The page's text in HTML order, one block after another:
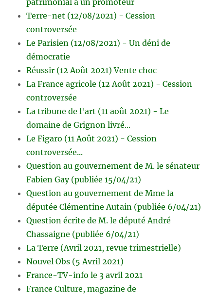
patrimonial à un promoteur
Terre-net (12/08/2021) - Cession
controversée
Le Parisien (12/08/2021) - Un déni de
démocratie
Réussir (12 Août 2021) Vente choc
La France agricole (12 Août 2021) - Cession
controversée
La tribune de l'art (11 août 2021) - Le
domaine de Grignon livré...
Le Figaro (11 Août 2021) - Cession
controversée...
Question au gouvernement de M. le sénateur
Fabien Gay (publiée 15/04/21)
Question au gouvernement de Mme la
députée Clémentine Autain (publiée 6/04/21)
Question écrite de M. le député André
Chassaigne (publiée 6/04/21)
La Terre (Avril 2021, revue trimestrielle)
Nouvel Obs (5 Avril 2021)
France-TV-info le 3 avril 2021
France Culture, magazine de